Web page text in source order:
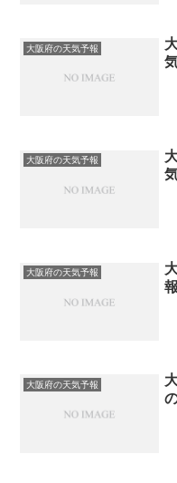
大阪府の天気予報
大阪府の天気予報
大阪府の天気予報
大阪府の天気予報